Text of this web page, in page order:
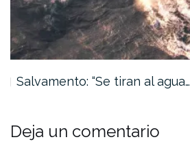
Salvamento: “Se tiran al agua…
Deja un comentario